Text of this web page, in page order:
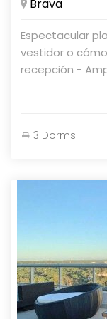
Brava
Espectacular
vestidor o
recepción -
Cocina con
servicio -
con vista al
3 Dorms.